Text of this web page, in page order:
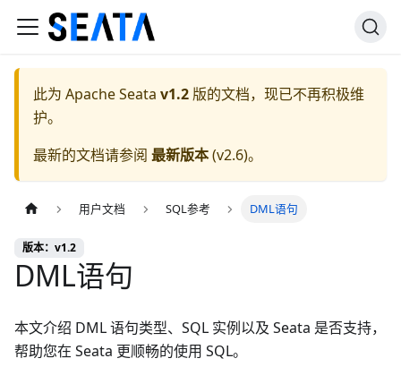
此为 Apache Seata v1.2 版的文档，现已不再积极维
护。
最新的文档请参阅 最新版本(v2.6)。
用户文档 SQL参考 DML语句
版本：v1.2
DML语句
本文介绍 DML 语句类型、SQL 实例以及 Seata 是否支持，
帮助您在 Seata 更顺畅的使用 SQL。